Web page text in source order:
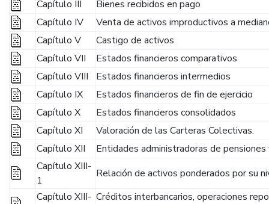
Capítulo III
Bienes recibidos en pago
Capítulo IV
Venta de activos improductivos a
Capítulo V
Castigo de activos
Capítulo VII
Estados financieros comparativos
Capítulo VIII
Estados financieros intermedios
Capítulo IX
Estados financieros de fin de ejercicio
Capítulo X
Estados financieros consolidados
Capítulo XI
Valoración de las Carteras Colectivas.
Capítulo XII
Entidades administradoras de
Capítulo XIII-
1
Relación de activos ponderados por su
Capítulo XIII- Créditos interbancarios, operaciones